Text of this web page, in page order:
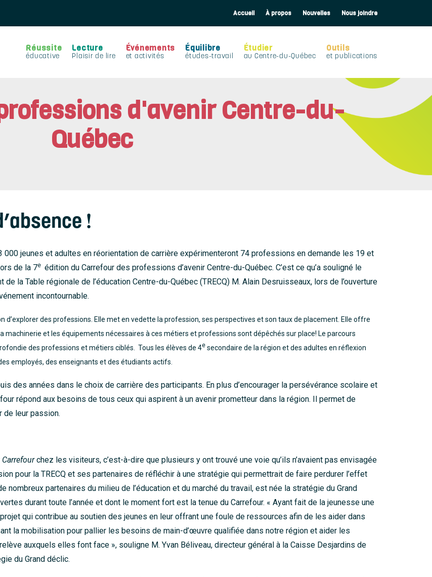
Accueil À propos Nouvelles Nous joindre
Réussite
éducative
Lecture
Plaisir de lire
Événements
et activités
Équilibre
études-travail
Étudier
au Centre-du-Québec
Outils
et publications
d'avenir Centre-du-
Québec
!
000 jeunes et adultes en réorientation de carrière expérimenteront 74 professions en demande les 19 et
de la 7e édition du Carrefour des professions d’avenir Centre-du-Québec. C’est ce qu’a souligné le
de la Table régionale de l’éducation Centre-du-Québec (TRECQ) M. Alain Desruisseaux, lors de l’ouverture
incontournable.
d’explorer des professions. Elle met en vedette la profession, ses perspectives et son taux de placement. Elle offre
machinerie et les équipements nécessaires à ces métiers et professions sont dépêchés sur place! Le parcours
des professions et métiers ciblés. Tous les élèves de 4e secondaire de la région et des adultes en réflexion
employés, des enseignants et des étudiants actifs.
des années dans le choix de carrière des participants. En plus d’encourager la persévérance scolaire et
répond aux besoins de tous ceux qui aspirent à un avenir prometteur dans la région. Il permet de
de leur passion.
chez les visiteurs, c’est-à-dire que plusieurs y ont trouvé une voie qu’ils n’avaient pas envisagée
pour la TRECQ et ses partenaires de réfléchir à une stratégie qui permettrait de faire perdurer l’effet
nombreux partenaires du milieu de l’éducation et du marché du travail, est née la stratégie du Grand
durant toute l’année et dont le moment fort est la tenue du Carrefour. « Ayant fait de la jeunesse une
qui contribue au soutien des jeunes en leur offrant une foule de ressources afin de les aider dans
la mobilisation pour pallier les besoins de main-d’œuvre qualifiée dans notre région et aider les
auxquels elles font face », souligne M. Yvan Béliveau, directeur général à la Caisse Desjardins de
du Grand déclic.